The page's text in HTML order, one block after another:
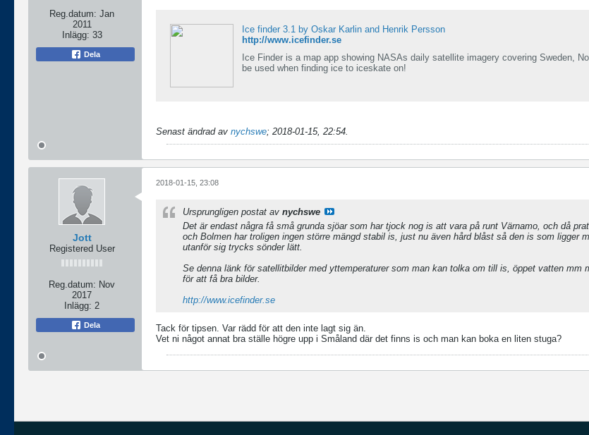
Reg.datum: Jan
2011
Inlägg: 33
Dela
Ice finder 3.1 by Oskar Karlin and Henrik Persson
http://www.icefinder.se
Ice Finder is a map app showing NASAs daily satellite imagery covering Sweden,
be used when finding ice to iceskate on!
Senast ändrad av nychswe; 2018-01-15, 22:54.
Jott
Registered User
Reg.datum: Nov
2017
Inlägg: 2
Dela
2018-01-15, 23:08
Ursprungligen postat av nychswe
Det är endast några få små grunda sjöar som har tjock nog is att vara på runt Värnamo, och då
och Bolmen har troligen ingen större mängd stabil is, just nu även hård blåst så den is som ligger
utanför sig trycks sönder lätt.
Se denna länk för satellitbilder med yttemperaturer som man kan tolka om till is, öppet vatten mm
för att få bra bilder.
http://www.icefinder.se
Tack för tipsen. Var rädd för att den inte lagt sig än.
Vet ni något annat bra ställe högre upp i Småland där det finns is och man kan boka en liten stuga?